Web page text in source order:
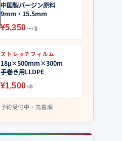
中国製バージン原料
9mm・15.5mm
¥5,350〜/巻
ストレッチフィルム
18μ×500mm×300m
手巻き用LLDPE
¥1,500/本
予約受付中・先着順